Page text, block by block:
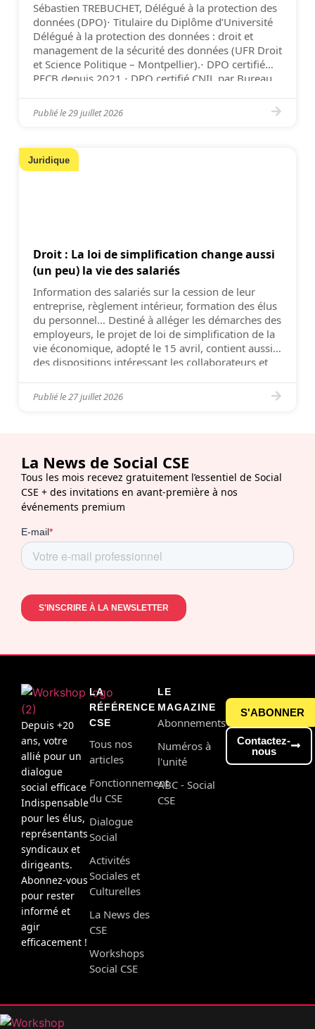
Sébastien TREBUCHET, Délégué à la protection des
données (DPO)⋅ Titulaire du Diplôme d’Université
Délégué à la protection des données : droit et
management de la sécurité des données (UFR Droit
et Science Politique – Montpellier).⋅ DPO certifié
PECB depuis 2021.⋅ DPO certifié CNIL par Bureau
(Association française des […]
Publié le29 juillet 2026
Juridique
Droit : La loi de simplification change aussi
(un peu) la vie des salariés
Information des salariés sur la cession de leur
entreprise, règlement intérieur, formation des élus
du personnel… Destiné à alléger les démarches des
employeurs, le projet de loi de simplification de la
vie économique, adopté le 15 avril, contient aussi
des dispositions intéressant les collaborateurs et
règlement intérieur n’est […]
Publié le27 juillet 2026
La News de Social CSE
Tous les mois recevez gratuitement l’essentiel de Social
CSE + des invitations en avant-première à nos
événements premium
Depuis +20
ans, votre
allié pour un
dialogue
social efficace
Indispensable
pour les élus,
représentants
syndicaux et
dirigeants.
Abonnez-vous
pour rester
informé et
agir
efficacement !
LA
RÉFÉRENCE
CSE
Tous nos
articles
Fonctionnement
du CSE
Dialogue
Social
Activités
Sociales et
Culturelles
La News des
CSE
Workshops
Social CSE
LE
MAGAZINE
Abonnements
Numéros à
l'unité
ABC - Social
CSE
S'ABONNER
Contactez-
nous